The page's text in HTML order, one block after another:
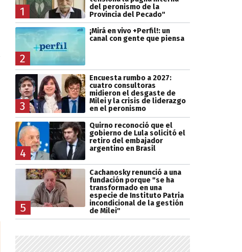
1
del peronismo de la
Provincia del Pecado"
2
¡Mirá en vivo +Perfil!: un
canal con gente que piensa
3
Encuesta rumbo a 2027:
cuatro consultoras
midieron el desgaste de
Milei y la crisis de liderazgo
en el peronismo
4
Quirno reconoció que el
gobierno de Lula solicitó el
retiro del embajador
argentino en Brasil
5
Cachanosky renunció a una
fundación porque "se ha
transformado en una
especie de Instituto Patria
incondicional de la gestión
de Milei"